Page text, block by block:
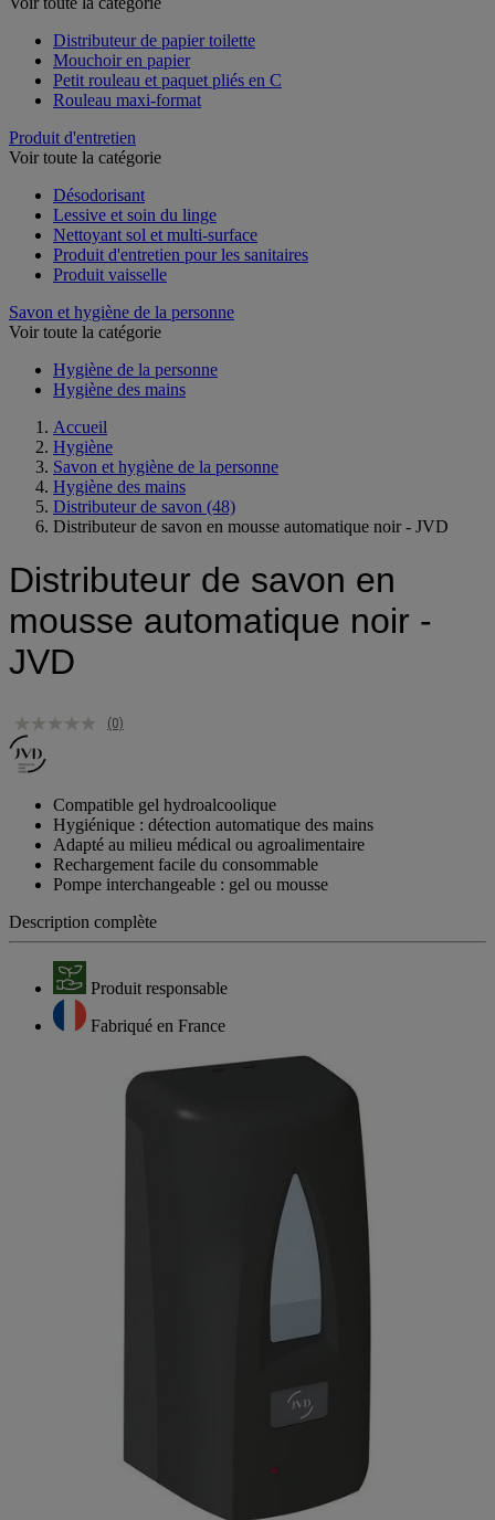
Distributeur de papier toilette
Mouchoir en papier
Petit rouleau et paquet pliés en C
Produit d'entretien
Désodorisant
Lessive et soin du linge
Nettoyant sol et multi-surface
Produit d'entretien pour les sanitaires
Savon et hygiène de la personne
Hygiène de la personne
Accueil
Hygiène
Savon et hygiène de la personne
Hygiène des mains
Distributeur de savon (48)
Distributeur de savon en
mousse automatique noir -
JVD
Compatible gel hydroalcoolique
Hygiénique : détection automatique des mains
Adapté au milieu médical ou agroalimentaire
Rechargement facile du consommable
Description complète